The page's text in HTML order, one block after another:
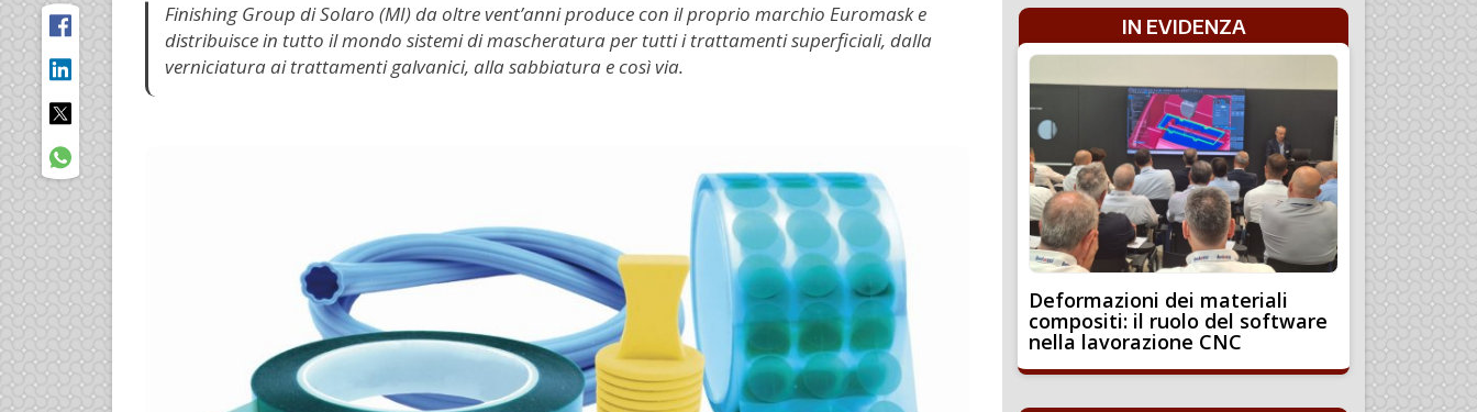
Finishing Group di Solaro (MI) da oltre vent’anni produce con il proprio marchio Euromask e
distribuisce in tutto il mondo sistemi di mascheratura per tutti i trattamenti superficiali, dalla
verniciatura ai trattamenti galvanici, alla sabbiatura e così via.
IN EVIDENZA
Deformazioni dei materiali
compositi: il ruolo del software
nella lavorazione CNC